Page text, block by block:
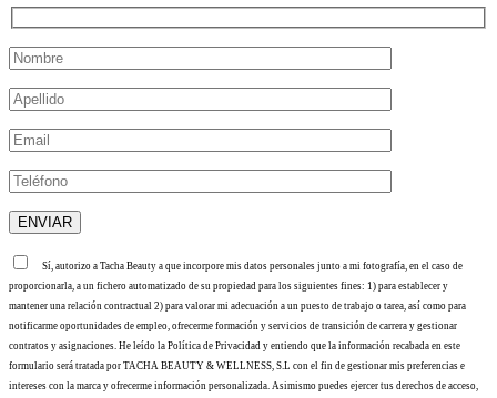
Sí, autorizo a Tacha Beauty a que incorpore mis datos personales junto a mi fotografía, en el caso de
proporcionarla, a un fichero automatizado de su propiedad para los siguientes fines: 1) para establecer y
mantener una relación contractual 2) para valorar mi adecuación a un puesto de trabajo o tarea, así como para
notificarme oportunidades de empleo, ofrecerme formación y servicios de transición de carrera y gestionar
contratos y asignaciones. He leído la Política de Privacidad y entiendo que la información recabada en este
formulario será tratada por TACHA BEAUTY & WELLNESS, S.L con el fin de gestionar mis preferencias e
intereses con la marca y ofrecerme información personalizada. Asimismo puedes ejercer tus derechos de acceso,